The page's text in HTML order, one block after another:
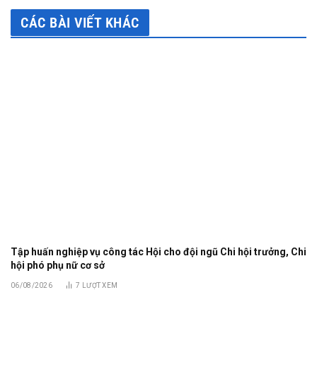
CÁC BÀI VIẾT KHÁC
Tập huấn nghiệp vụ công tác Hội cho đội ngũ Chi hội trưởng, Chi
hội phó phụ nữ cơ sở
06/08/2026 7 LƯỢT XEM